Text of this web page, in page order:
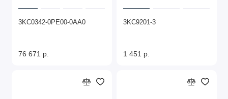
3KC0342-0PE00-0AA0
76 671 р.
3KC9201-3
1 451 р.